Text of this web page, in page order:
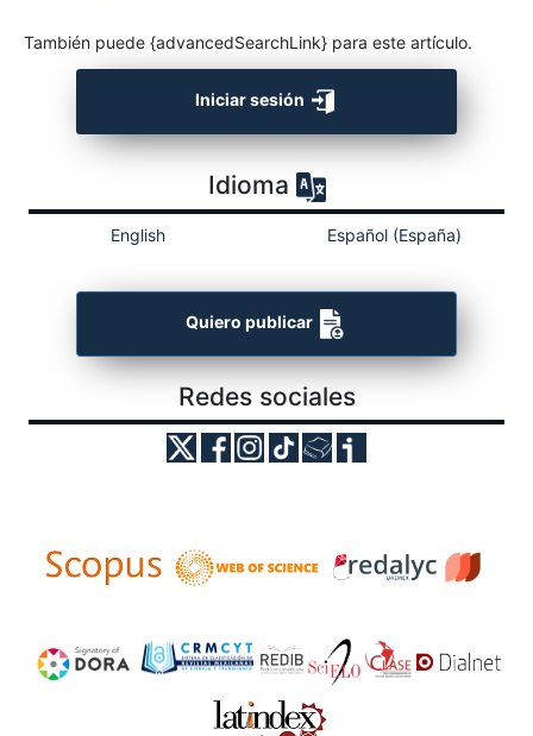
También puede {advancedSearchLink} para este artículo.
Iniciar sesión
Idioma
English Español (España)
Quiero publicar
Redes sociales